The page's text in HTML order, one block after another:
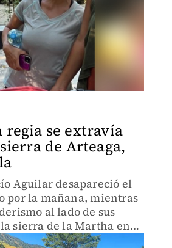
regia se extravía
de Arteaga,
Aguilar desapareció el
por la mañana, mientras
al lado de sus
sierra de la Martha en